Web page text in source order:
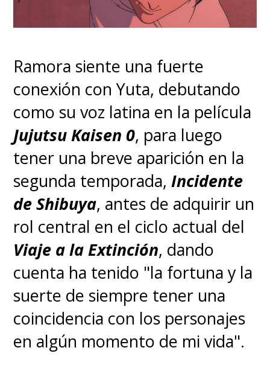
Ramora siente una fuerte
conexión con Yuta, debutando
como su voz latina en la película
Jujutsu Kaisen 0, para luego
tener una breve aparición en la
segunda temporada,Incidente
de Shibuya, antes de adquirir un
rol central en el ciclo actual del
Viaje a la Extinción, dando
cuenta ha tenido "la fortuna y la
suerte de siempre tener una
coincidencia con los personajes
en algún momento de mi vida".